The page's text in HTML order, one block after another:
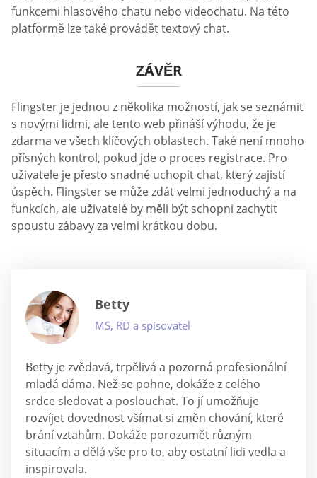
funkcemi hlasového chatu nebo videochatu. Na této
platformě lze také provádět textový chat.
ZÁVĚR
Flingster je jednou z několika možností, jak se seznámit
s novými lidmi, ale tento web přináší výhodu, že je
zdarma ve všech klíčových oblastech. Také není mnoho
přísných kontrol, pokud jde o proces registrace. Pro
uživatele je přesto snadné uchopit chat, který zajistí
úspěch. Flingster se může zdát velmi jednoduchý a na
funkcích, ale uživatelé by měli být schopni zachytit
spoustu zábavy za velmi krátkou dobu.
Betty
MS, RD a spisovatel
Betty je zvědavá, trpělivá a pozorná profesionální
mladá dáma. Než se pohne, dokáže z celého
srdce sledovat a poslouchat. To jí umožňuje
rozvíjet dovednost všímat si změn chování, které
brání vztahům. Dokáže porozumět různým
situacím a dělá vše pro to, aby ostatní lidi vedla a
inspirovala.